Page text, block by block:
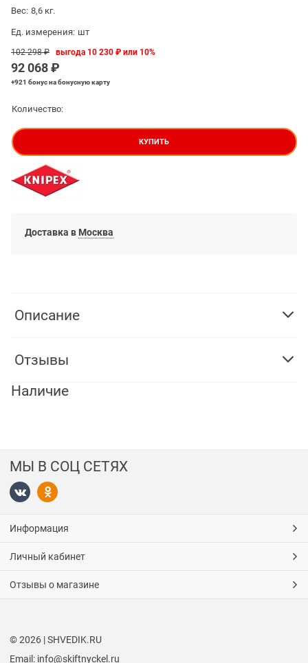
Вес: 8,6 кг.
Ед. измерения: шт
102 298 ₽
92 068 ₽
выгода 10 230 ₽ или 10%
+921 бонусна бонусную карту
Количество:
КУПИТЬ
Доставка в Москва
Описание
Отзывы
Наличие
МЫ В СОЦ СЕТЯХ
Информация
Личный кабинет
Отзывы о магазине
© 2026 | SHVEDIK.RU
Email: info@skiftnyckel.ru